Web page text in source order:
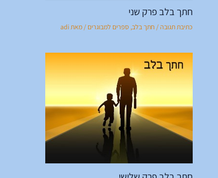
חתך בלב פרק שני
כתיבת תגובה/ חתך בלב, ספרים למבוגרים / מאת adi